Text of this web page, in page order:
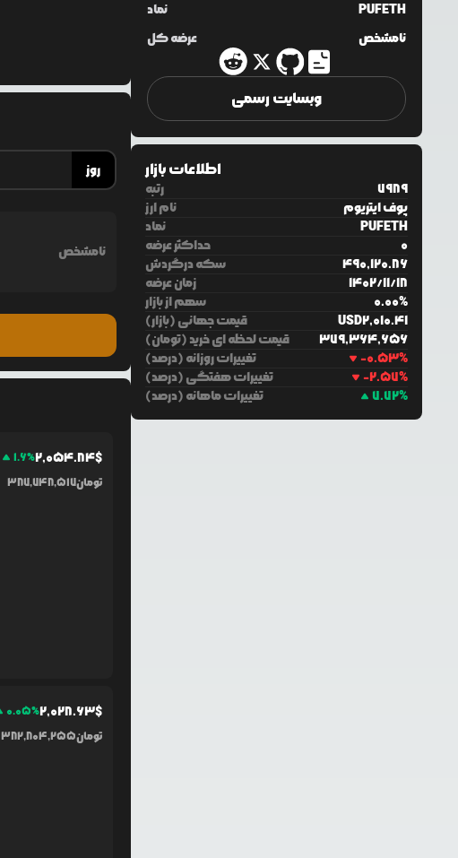
روز
نامشخص
1.6%2,054.84$
387,748,517تومان
0.05%2,028.63$
382,804,255تومان
نماد
PUFETH
عرضه کل
نامشخص
وبسایت رسمی
اطلاعات بازار
رتبه
7989
نام ارز
پوف ایتریوم
نماد
PUFETH
حداکثر عرضه
0
سکه درگردش
490,120.86
زمان عرضه
1402/11/18
سهم از بازار
0.00%
قیمت جهانی (بازار)
USD2,010.41
قیمت لحظه ای خرید (تومان)
379,364,656
تغییرات روزانه (درصد)
-0.53%
تغییرات هفتگی (درصد)
-2.57%
تغییرات ماهانه (درصد)
7.72%